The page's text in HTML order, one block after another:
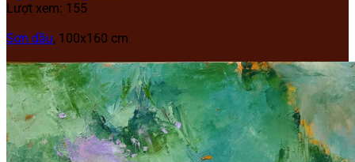
Lượt xem: 155
Sơn dầu, 100x160 cm